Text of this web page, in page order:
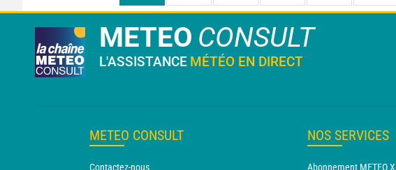
METEO CONSULT
L'ASSISTANCE MÉTÉO EN DIRECT
METEO CONSULT
Contactez-nous
NOS SERVICES
Abonnement METEO